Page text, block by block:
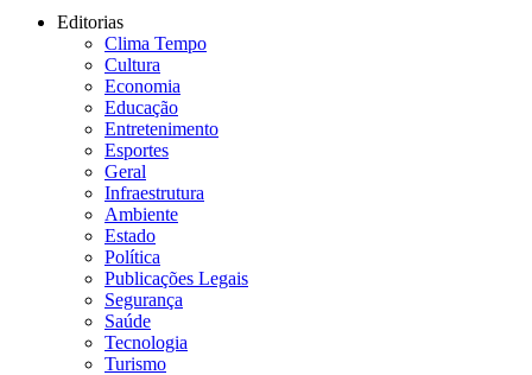
Editorias
Clima Tempo
Cultura
Economia
Educação
Entretenimento
Esportes
Geral
Infraestrutura
Ambiente
Estado
Política
Publicações Legais
Segurança
Saúde
Tecnologia
Turismo